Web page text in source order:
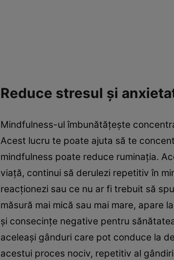
Reduce stresul și
Mindfulness-ul îmbunătățește
Acest lucru te poate ajuta să te
mindfulness poate reduce ruminația.
viaţă, continui să derulezi repetitiv în
reacţionezi sau ce nu ar fi trebuit să
măsură mai mică sau mai mare, apare
şi consecinţe negative pentru
aceleași gânduri care pot conduce la
acestui proces nociv, repetitiv al